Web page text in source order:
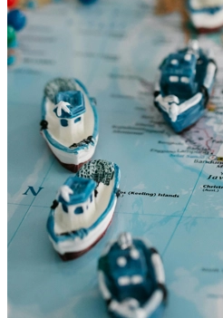
Prinsjesdag
Samenwerken
Sport
Technologie & Innovatie
Toekomst van werk
Trendwatchers
WK & EK Voetbal
Zorg